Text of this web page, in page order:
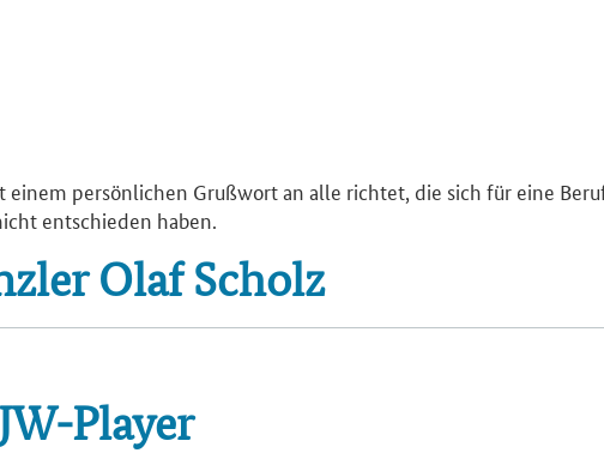
persönlichen Grußwort an alle richtet, die sich für eine
entschieden haben.
Olaf Scholz
Player